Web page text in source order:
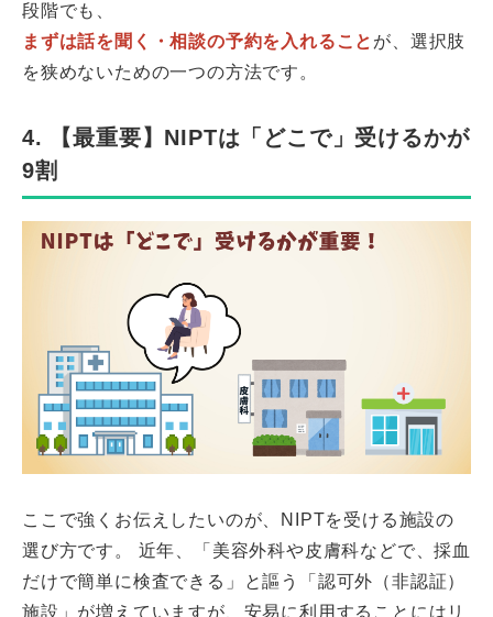
段階でも、
まずは話を聞く・相談の予約を入れること が、選択肢
を狭めないための一つの方法です。
4. 【最重要】NIPTは「どこで」受けるかが
9割
ここで強くお伝えしたいのが、NIPTを受ける施設の
選び方です。 近年、「美容外科や皮膚科などで、採血
だけで簡単に検査できる」と謳う「認可外（非認証）
施設」が増えていますが、安易に利用することにはリ